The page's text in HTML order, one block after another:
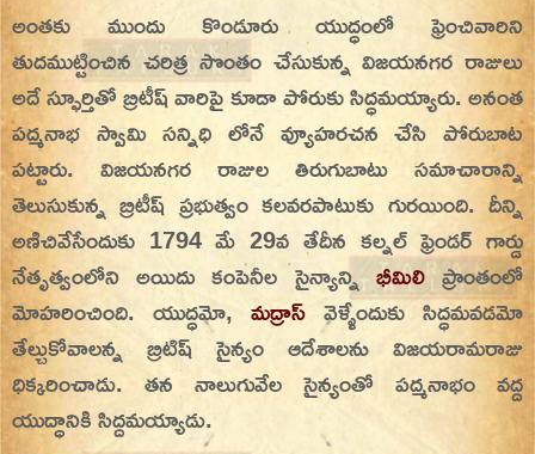
అంతకు ముందు కొండూరు యుద్ధంలో ఫ్రెంచివారిని
తుదముట్టించిన చరిత్ర సొంతం చేసుకున్న విజయనగర రాజులు
అదే స్ఫూర్తితో బ్రిటీష్ వారిపై కూడా పోరుకు సిద్ధమయ్యారు. అనంత
పద్మనాభ స్వామి సన్నిధి లోనే వ్యూహరచన చేసి పోరుబాట
పట్టారు. విజయనగర రాజుల తిరుగుబాటు సమాచారాన్ని
తెలుసుకున్న బ్రిటీష్ ప్రభుత్వం కలవరపాటుకు గురయింది. దీన్ని
అణిచివేసేందుకు 1794 మే 29వ తేదీన కల్నల్ ఫ్రెండర్ గార్డు
నేతృత్వంలోని అయిదు కంపెనీల సైన్యాన్నిభీమిలిప్రాంతంలో
మోహరించింది. యుద్ధమో, మద్రాస్ వెళ్ళేందుకు సిద్ధమవడమో
తేల్చుకోవాలన్న బ్రిటిష్ సైన్యం ఆదేశాలను విజయరామరాజు
ధిక్కరించాడు. తన నాలుగువేల సైన్యంతో పద్మనాభం వద్ద
యుద్ధానికి సిద్దమయ్యాడు.